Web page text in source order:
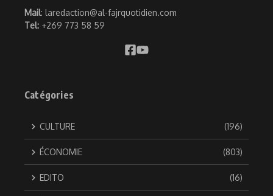
Mail: laredaction@al-fajrquotidien.com
Tel: +269 773 58 59
Catégories
CULTURE (196)
ÉCONOMIE (803)
EDITO (16)